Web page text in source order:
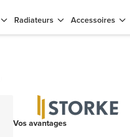
Radiateurs Accessoires
Vos avantages